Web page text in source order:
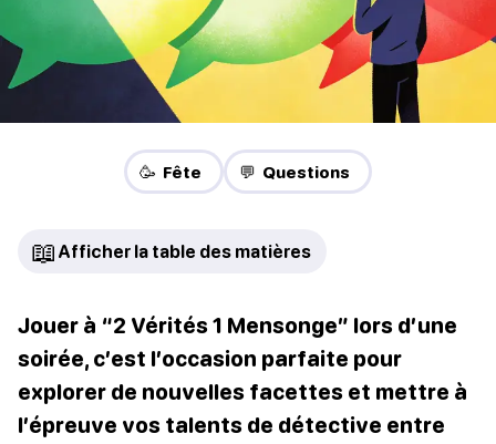
🥳 Fête 💬 Questions
📖 Afficher la table des matières
Jouer à “2 Vérités 1 Mensonge” lors d’une
soirée, c’est l’occasion parfaite pour
explorer de nouvelles facettes et mettre à
l’épreuve vos talents de détective entre